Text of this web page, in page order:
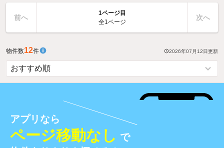
前へ
1ページ目
全1ページ
次へ
物件数12件 2026年07月12日更新
アプリなら
ページ移動なし で